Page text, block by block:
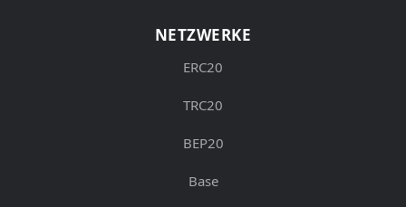
NETZWERKE
ERC20
TRC20
BEP20
Base